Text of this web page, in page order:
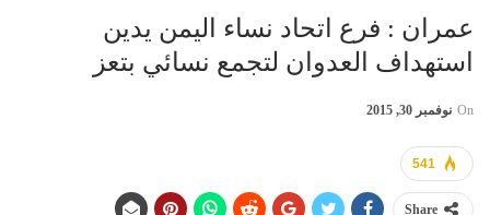
عمران : فرع اتحاد نساء اليمن يدين
استهداف العدوان لتجمع نسائي بتعز
On نوفمبر 30, 2015
541
Share